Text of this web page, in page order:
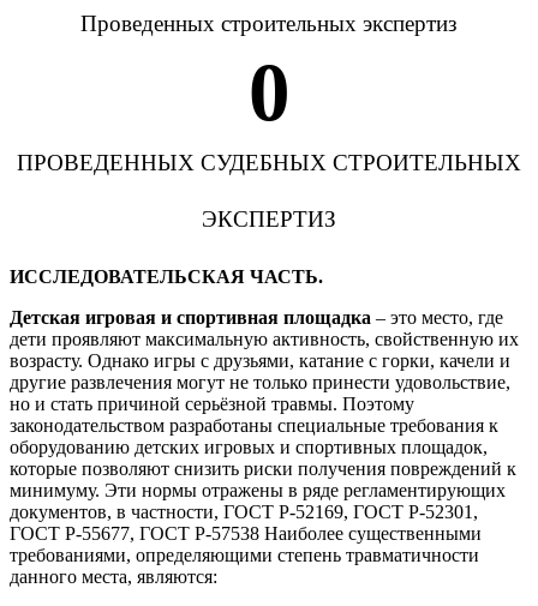
Проведенных строительных экспертиз
0
ПРОВЕДЕННЫХ СУДЕБНЫХ СТРОИТЕЛЬНЫХ
ЭКСПЕРТИЗ
ИССЛЕДОВАТЕЛЬСКАЯ ЧАСТЬ.
Детская игровая и спортивная площадка – это место, где
дети проявляют максимальную активность, свойственную их
возрасту. Однако игры с друзьями, катание с горки, качели и
другие развлечения могут не только принести удовольствие,
но и стать причиной серьёзной травмы. Поэтому
законодательством разработаны специальные требования к
оборудованию детских игровых и спортивных площадок,
которые позволяют снизить риски получения повреждений к
минимуму. Эти нормы отражены в ряде регламентирующих
документов, в частности, ГОСТ Р-52169, ГОСТ Р-52301,
ГОСТ Р-55677, ГОСТ Р-57538 Наиболее существенными
требованиями, определяющими степень травматичности
данного места, являются: